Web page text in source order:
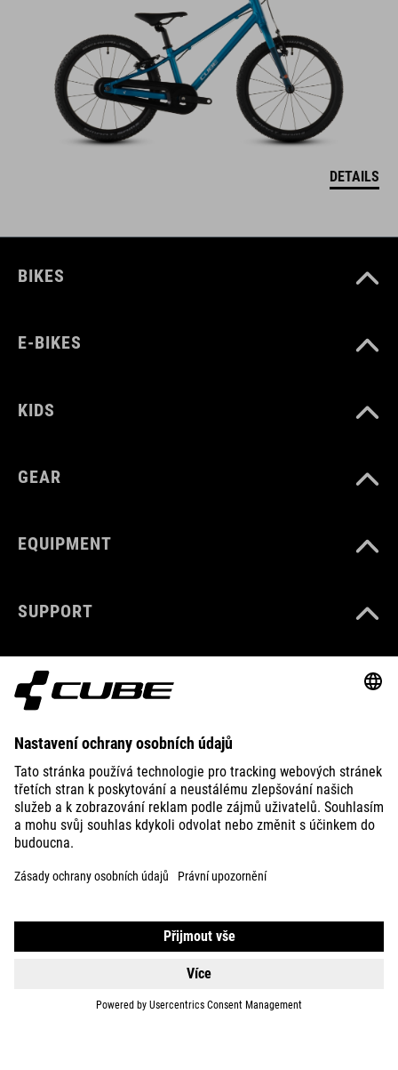
DETAILS
BIKES
E-BIKES
KIDS
GEAR
EQUIPMENT
SUPPORT
ABOUT US
EXPLORE
ESTONIA ČEŠTINA